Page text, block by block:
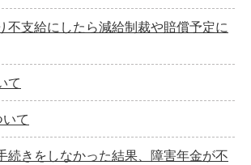
不支給にしたら減給制裁や賠償予定に
て
て
続きをしなかった結果、障害年金が不